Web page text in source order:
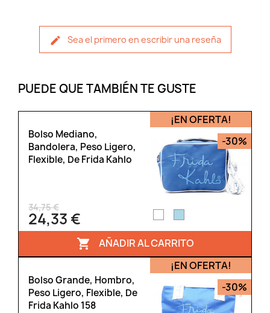
Sea el primero en escribir una reseña
PUEDE QUE TAMBIÉN TE GUSTE
Bolso Mediano,
Bandolera, Peso Ligero,
Flexible, De Frida Kahlo
34,75 €
24,33 €
¡EN OFERTA!
-30%
 AÑADIR AL CARRITO
Bolso Grande, Hombro,
Peso Ligero, Flexible, De
Frida Kahlo 158
¡EN OFERTA!
-30%